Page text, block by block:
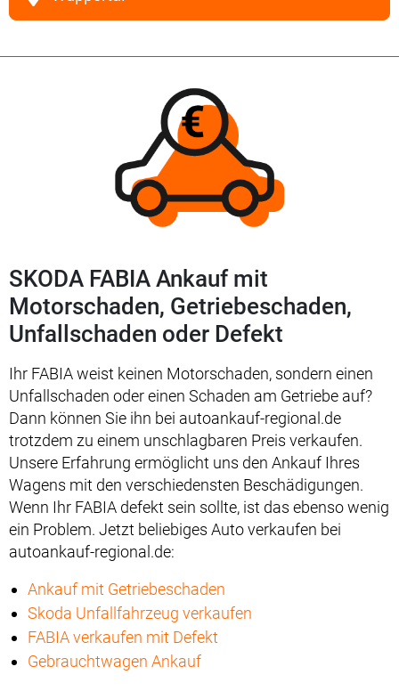
SKODA FABIA Ankauf mit
Motorschaden, Getriebeschaden,
Unfallschaden oder Defekt
Ihr FABIA weist keinen Motorschaden, sondern einen
Unfallschaden oder einen Schaden am Getriebe auf?
Dann können Sie ihn bei autoankauf-regional.de
trotzdem zu einem unschlagbaren Preis verkaufen.
Unsere Erfahrung ermöglicht uns den Ankauf Ihres
Wagens mit den verschiedensten Beschädigungen.
Wenn Ihr FABIA defekt sein sollte, ist das ebenso wenig
ein Problem. Jetzt beliebiges Auto verkaufen bei
autoankauf-regional.de:
Ankauf mit Getriebeschaden
Skoda Unfallfahrzeug verkaufen
FABIA verkaufen mit Defekt
Gebrauchtwagen Ankauf